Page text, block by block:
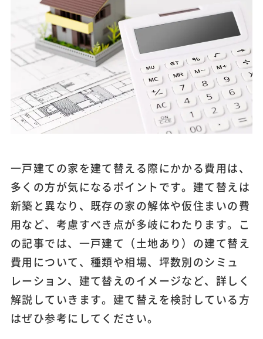
一戸建ての家を建て替える際にかかる費用は、
多くの方が気になるポイントです。建て替えは
新築と異なり、既存の家の解体や仮住まいの費
用など、考慮すべき点が多岐にわたります。こ
の記事では、一戸建て（土地あり）の建て替え
費用について、種類や相場、坪数別のシミュ
レーション、建て替えのイメージなど、詳しく
解説していきます。建て替えを検討している方
はぜひ参考にしてください。